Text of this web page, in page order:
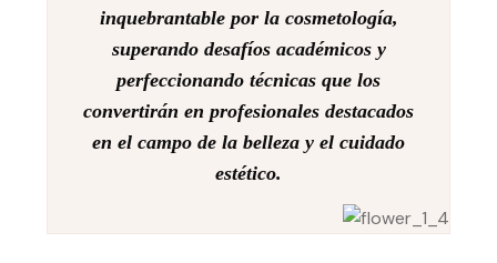
inquebrantable por la cosmetología,
superando desafíos académicos y
perfeccionando técnicas que los
convertirán en profesionales destacados
en el campo de la belleza y el cuidado
estético.